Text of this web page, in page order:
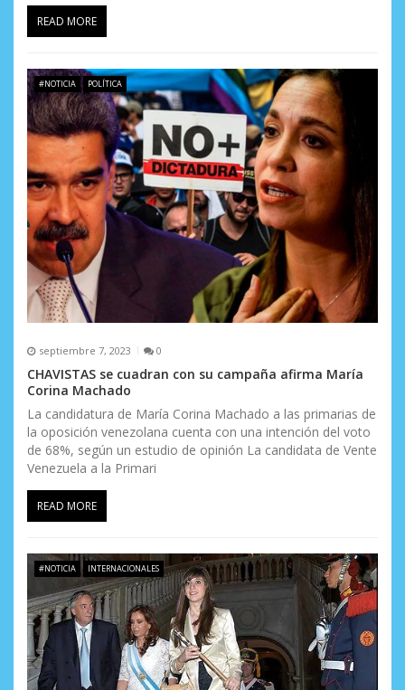
a
d
a
s
READ MORE
#NOTICIA POLÍTICA
septiembre 7, 2023 0
CHAVISTAS se cuadran con su campaña afirma María
Corina Machado
La candidatura de María Corina Machado a las primarias de
la oposición venezolana cuenta con una intención del voto
de 68%, según un estudio de opinión La candidata de Vente
Venezuela a la Primari
READ MORE
#NOTICIA INTERNACIONALES